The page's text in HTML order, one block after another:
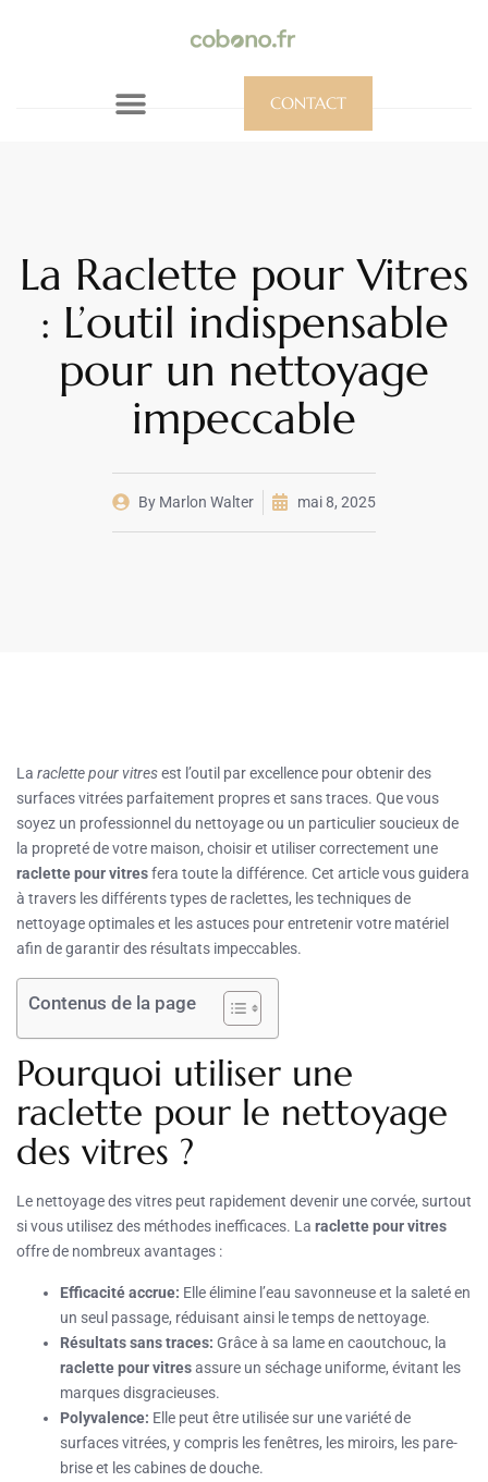
CONTACT
La Raclette pour Vitres
: L’outil indispensable
pour un nettoyage
impeccable
By Marlon Walter mai 8, 2025
La raclette pour vitresest l’outil par excellence pour obtenir des
surfaces vitrées parfaitement propres et sans traces. Que vous
soyez un professionnel du nettoyage ou un particulier soucieux de
la propreté de votre maison, choisir et utiliser correctement une
raclette pour vitresfera toute la différence. Cet article vous guidera
à travers les différents types de raclettes, les techniques de
nettoyage optimales et les astuces pour entretenir votre matériel
afin de garantir des résultats impeccables.
Contenus de la page
Pourquoi utiliser une
raclette pour le nettoyage
des vitres ?
Le nettoyage des vitres peut rapidement devenir une corvée, surtout
si vous utilisez des méthodes inefficaces. La raclette pour vitres
offre de nombreux avantages :
Efficacité accrue: Elle élimine l’eau savonneuse et la saleté en
un seul passage, réduisant ainsi le temps de nettoyage.
Résultats sans traces: Grâce à sa lame en caoutchouc, la
raclette pour vitresassure un séchage uniforme, évitant les
marques disgracieuses.
Polyvalence: Elle peut être utilisée sur une variété de
surfaces vitrées, y compris les fenêtres, les miroirs, les pare-
brise et les cabines de douche.